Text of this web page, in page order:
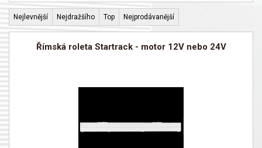
Nejlevnější Nejdražšího Top Nejprodávanější
Římská roleta Startrack - motor 12V nebo 24V